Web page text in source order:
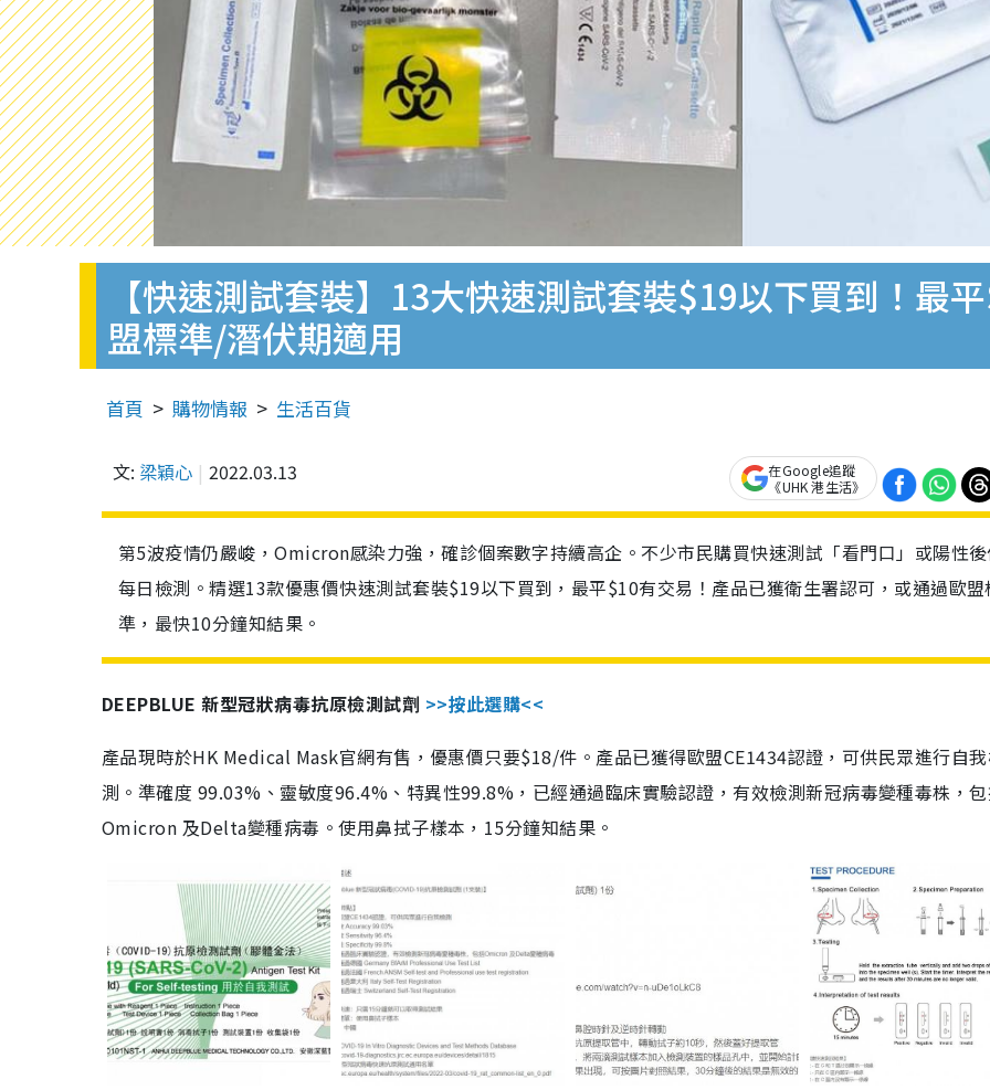
【快速測試套裝】13大快速測試套裝$19以下買到！最
盟標準/潛伏期適用
首頁 購物情報 生活百貨
文: 梁穎心 2022.03.13
在Google追蹤
《UHK 港生活》
第5波疫情仍嚴峻，Omicron感染力強，確診個案數字持續高企。不少市民購買快速測試「看門口」或陽性
每日檢測。精選13款優惠價快速測試套裝$19以下買到，最平$10有交易！產品已獲衛生署認可，或通過歐盟
準，最快10分鐘知結果。
DEEPBLUE 新型冠狀病毒抗原檢測試劑 >>按此選購<<
產品現時於HK Medical Mask官網有售，優惠價只要$18/件。產品已獲得歐盟CE1434認證，可供民眾進行自
測。準確度 99.03%、靈敏度96.4%、特異性99.8%，已經通過臨床實驗認證，有效檢測新冠病毒變種毒株，
Omicron 及Delta變種病毒。使用鼻拭子樣本，15分鐘知結果。